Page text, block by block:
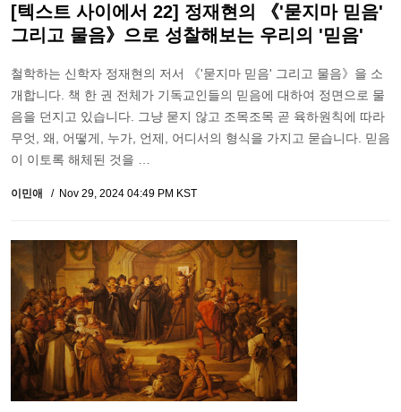
[텍스트 사이에서 22] 정재현의 《'묻지마 믿음'
그리고 물음》으로 성찰해보는 우리의 '믿음'
철학하는 신학자 정재현의 저서 《'묻지마 믿음' 그리고 물음》을 소
개합니다. 책 한 권 전체가 기독교인들의 믿음에 대하여 정면으로 물
음을 던지고 있습니다. 그냥 묻지 않고 조목조목 곧 육하원칙에 따라
무엇, 왜, 어떻게, 누가, 언제, 어디서의 형식을 가지고 묻습니다. 믿음
이 이토록 해체된 것을 …
이민애 Nov 29, 2024 04:49 PM KST